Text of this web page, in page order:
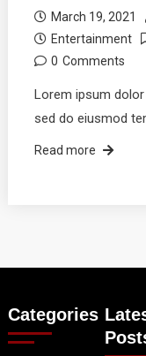
March 19, 2021
Entertainment
0 Comments
Lorem ipsum
sed do eiusmod
Read more
Categories